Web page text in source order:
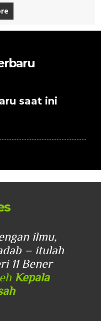
saat ini
ilmu,
– itulah
11 Bener
Kepala